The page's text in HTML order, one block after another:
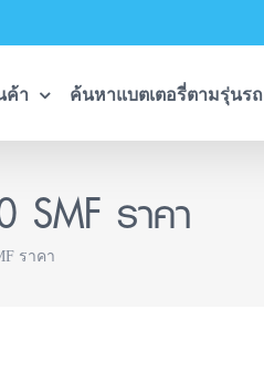
ค้า ค้นหาแบตเตอรี่ตามรุ่นรถ
SMF ราคา
ราคา